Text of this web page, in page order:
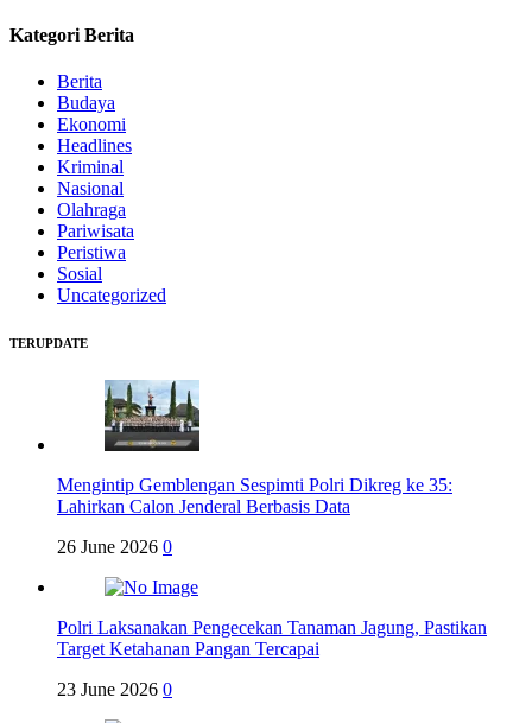
Kategori Berita
Berita
Budaya
Ekonomi
Headlines
Kriminal
Nasional
Olahraga
Pariwisata
Peristiwa
Sosial
Uncategorized
TERUPDATE
Mengintip Gemblengan Sespimti Polri Dikreg ke 35:
Lahirkan Calon Jenderal Berbasis Data
26 June 2026 0
Polri Laksanakan Pengecekan Tanaman Jagung, Pastikan
Target Ketahanan Pangan Tercapai
23 June 2026 0